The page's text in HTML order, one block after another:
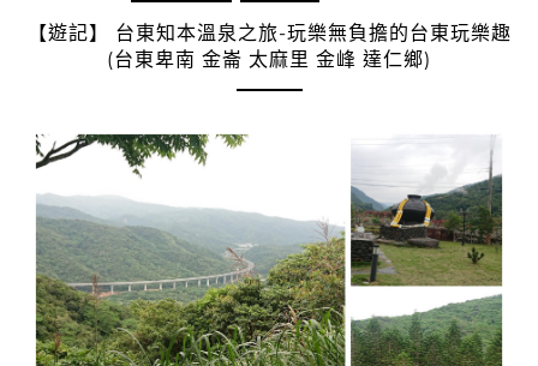
【遊記】 台東知本溫泉之旅-玩樂無負擔的台東玩樂趣
(台東卑南 金崙 太麻里 金峰 達仁鄉)